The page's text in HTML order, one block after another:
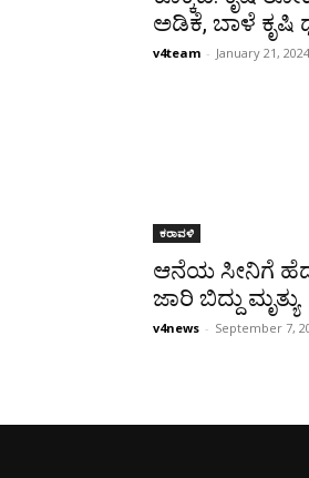
ಅಡಿಕೆ, ಬಾಳೆ ಕೃಷಿ
v4team - January 21, 2024
ಕರಾವಳಿ
ಆನೆಯ ಸೀನಿಗೆ
ಜಾರಿ ಬಿದ್ದು ಮೃತ್ಯು
v4news - September 7,